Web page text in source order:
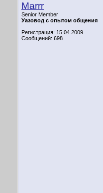
Marrr
Senior Member
Уазовод с опытом общения
Регистрация: 15.04.2009
Сообщений: 698